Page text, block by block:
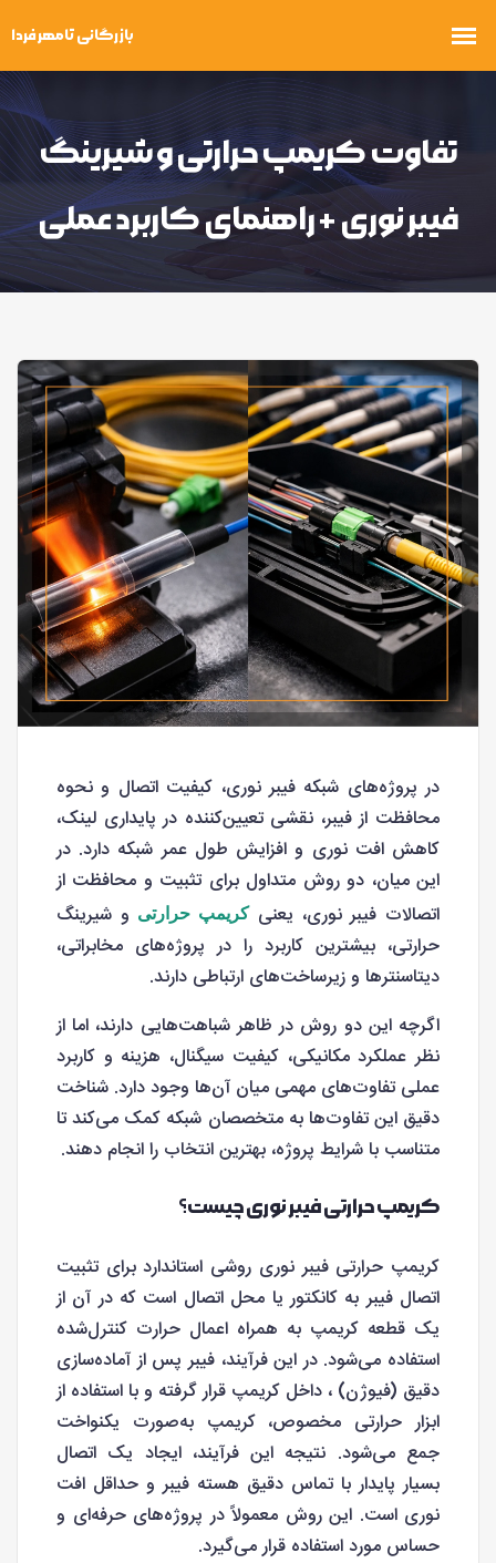
تفاوت کریمپ حرارتی و شیرینگ
فیبر نوری + راهنمای کاربرد عملی
در پروژه‌های شبکه فیبر نوری، کیفیت اتصال و نحوه
محافظت از فیبر، نقشی تعیین‌کننده در پایداری لینک،
کاهش افت نوری و افزایش طول عمر شبکه دارد. در
این میان، دو روش متداول برای تثبیت و محافظت از
اتصالات فیبر نوری، یعنیکریمپ حرارتی و شیرینگ
حرارتی، بیشترین کاربرد را در پروژه‌های مخابراتی،
دیتاسنترها و زیرساخت‌های ارتباطی دارند.
اگرچه این دو روش در ظاهر شباهت‌هایی دارند، اما از
نظر عملکرد مکانیکی، کیفیت سیگنال، هزینه و کاربرد
عملی تفاوت‌های مهمی میان آن‌ها وجود دارد. شناخت
دقیق این تفاوت‌ها به متخصصان شبکه کمک می‌کند تا
متناسب با شرایط پروژه، بهترین انتخاب را انجام دهند.
کریمپ حرارتی فیبر نوری چیست؟
کریمپ حرارتی فیبر نوری روشی استاندارد برای تثبیت
اتصال فیبر به کانکتور یا محل اتصال است که در آن از
یک قطعه کریمپ به همراه اعمال حرارت کنترل‌شده
استفاده می‌شود. در این فرآیند، فیبر پس از آماده‌سازی
دقیق (فیوژن) ، داخل کریمپ قرار گرفته و با استفاده از
ابزار حرارتی مخصوص، کریمپ به‌صورت یکنواخت
جمع می‌شود. نتیجه این فرآیند، ایجاد یک اتصال
بسیار پایدار با تماس دقیق هسته فیبر و حداقل افت
نوری است. این روش معمولاً در پروژه‌های حرفه‌ای و
حساس مورد استفاده قرار می‌گیرد.